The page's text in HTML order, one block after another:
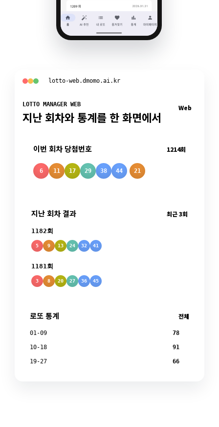
lotto-web.dmomo.ai.kr
LOTTO MANAGER WEB
지난 회차와 통계를 한 화면에서
Web
이번 회차 당첨번호 1214회
6 11 17 29 38 44 21
지난 회차 결과 최근 3회
1182회
5 9 13 24 32 41
1181회
3 8 20 27 36 45
로또 통계 전체
01-09 78
10-18 91
19-27 66